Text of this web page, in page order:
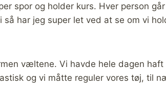
spor og holder kurs. Hver person
har jeg super let ved at se om vi
væltene. Vi havde hele dagen haft
og vi måtte reguler vores tøj, til